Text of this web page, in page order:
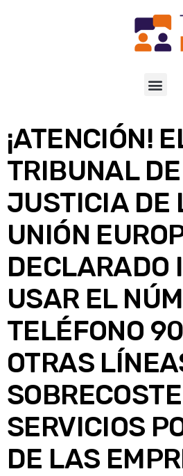
¡ATENCIÓN!
TRIBUNAL DE
JUSTICIA DE
UNIÓN
DECLARADO
USAR EL
TELÉFONO
OTRAS
SERVICIOS
DE LAS